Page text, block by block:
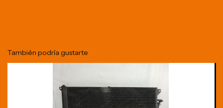
También podría gustarte